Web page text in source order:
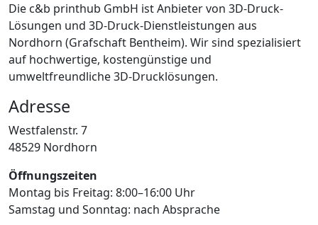
Die c&b printhub GmbH ist Anbieter von 3D-Druck-
Lösungen und 3D-Druck-Dienstleistungen aus
Nordhorn (Grafschaft Bentheim). Wir sind spezialisiert
auf hochwertige, kostengünstige und
umweltfreundliche 3D-Drucklösungen.
Adresse
Westfalenstr. 7
48529 Nordhorn
Öffnungszeiten
Montag bis Freitag: 8:00–16:00 Uhr
Samstag und Sonntag: nach Absprache